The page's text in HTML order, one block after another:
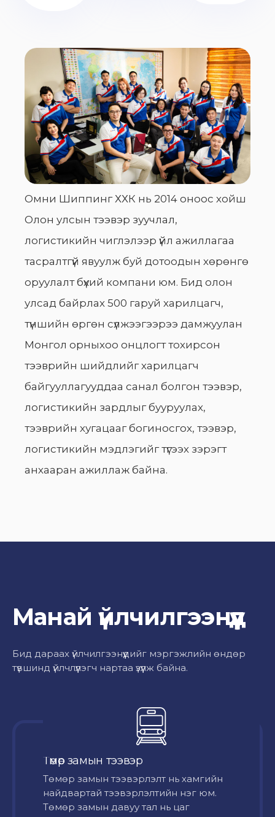
Омни Шиппинг ХХК нь 2014 оноос хойш
Олон улсын тээвэр зуучлал,
логистикийн чиглэлээр үйл ажиллагаа
тасралтгүй явуулж буй дотоодын хөрөнгө
оруулалт бүхий компани юм. Бид олон
улсад байрлах 500 гаруй харилцагч,
түншийн өргөн сүлжээгээрээ дамжуулан
Монгол орныхоо онцлогт тохирсон
тээврийн шийдлийг харилцагч
байгууллагууддаа санал болгон тээвэр,
логистикийн зардлыг бууруулах,
тээврийн хугацааг богиносгох, тээвэр,
логистикийн мэдлэгийг түгээх зэрэгт
анхааран ажиллаж байна.
Манай үйлчилгээнүүд
Бид дараах үйлчилгээнүүдийг мэргэжлийн өндөр
түвшинд үйлчлүүлэгч нартаа үзүүлж байна.
Төмөр замын тээвэр
Төмөр замын тээвэрлэлт нь хамгийн
найдвартай тээвэрлэлтийн нэг юм.
Төмөр замын давуу тал нь цаг